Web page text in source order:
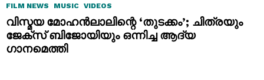
FILM NEWS MUSIC VIDEOS
വിസ്മയ മോഹൻലാലിന്റെ ‘തുടക്കം’; ചിത്രയും
ജേക്സ് ബിജോയിയും ഒന്നിച്ച ആദ്യ
ഗാനമെത്തി